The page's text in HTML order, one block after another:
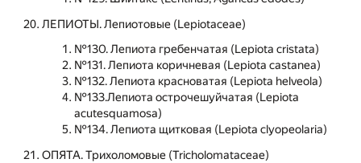
ЛЕПИОТЫ. Лепиотовые (Lepiotaceae)
№130. Лепиота гребенчатая (Lepiota cristata)
№131. Лепиота коричневая (Lepiota castanea)
№132. Лепиота красноватая (Lepiota helveola)
№133.Лепиота острочешуйчатая (Lepiota
acutesquamosa)
№134. Лепиота щитковая (Lepiota clyopeolaria)
ОПЯТА. Трихоломовые (Tricholomataceae)